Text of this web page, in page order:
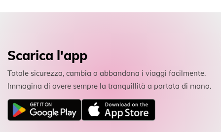
Scarica l'app
Totale sicurezza, cambia o abbandona i viaggi facilmente.
Immagina di avere sempre la tranquillità a portata di mano.